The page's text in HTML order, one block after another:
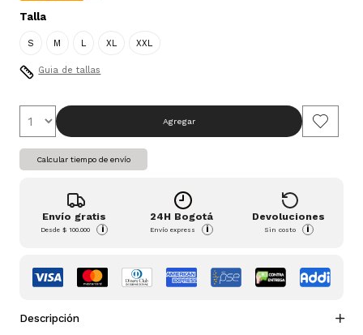
Talla
S M L XL XXL
Guia de tallas
Agregar
Calcular tiempo de envío
Envío gratis
Desde$ 100.000 i
24H Bogotá
Envío express i
Devoluciones
Sin costo i
Descripción